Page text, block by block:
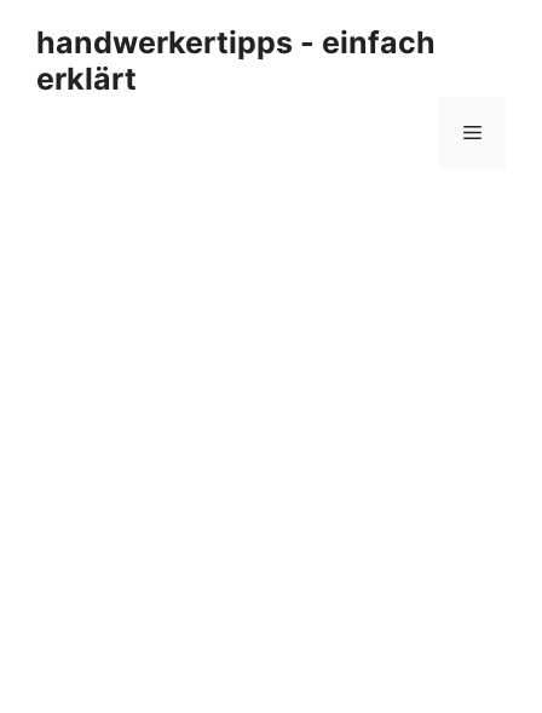
Inhalt
springen
handwerkertipps - einfach
erklärt
Menü